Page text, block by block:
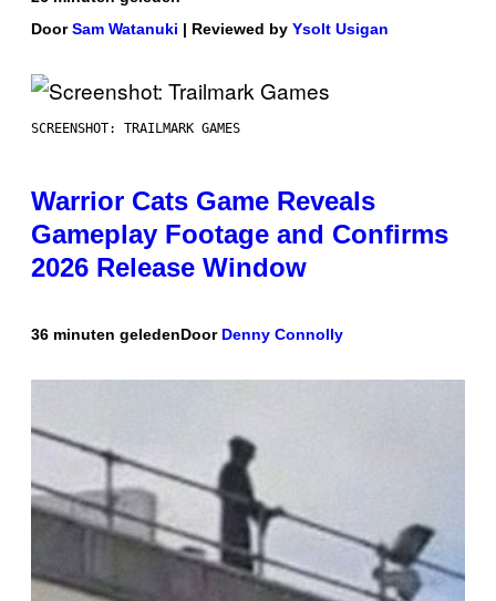
DoorSam Watanuki | Reviewed by Ysolt Usigan
SCREENSHOT: TRAILMARK GAMES
Warrior Cats Game Reveals
Gameplay Footage and Confirms
2026 Release Window
36 minuten geledenDoor Denny Connolly